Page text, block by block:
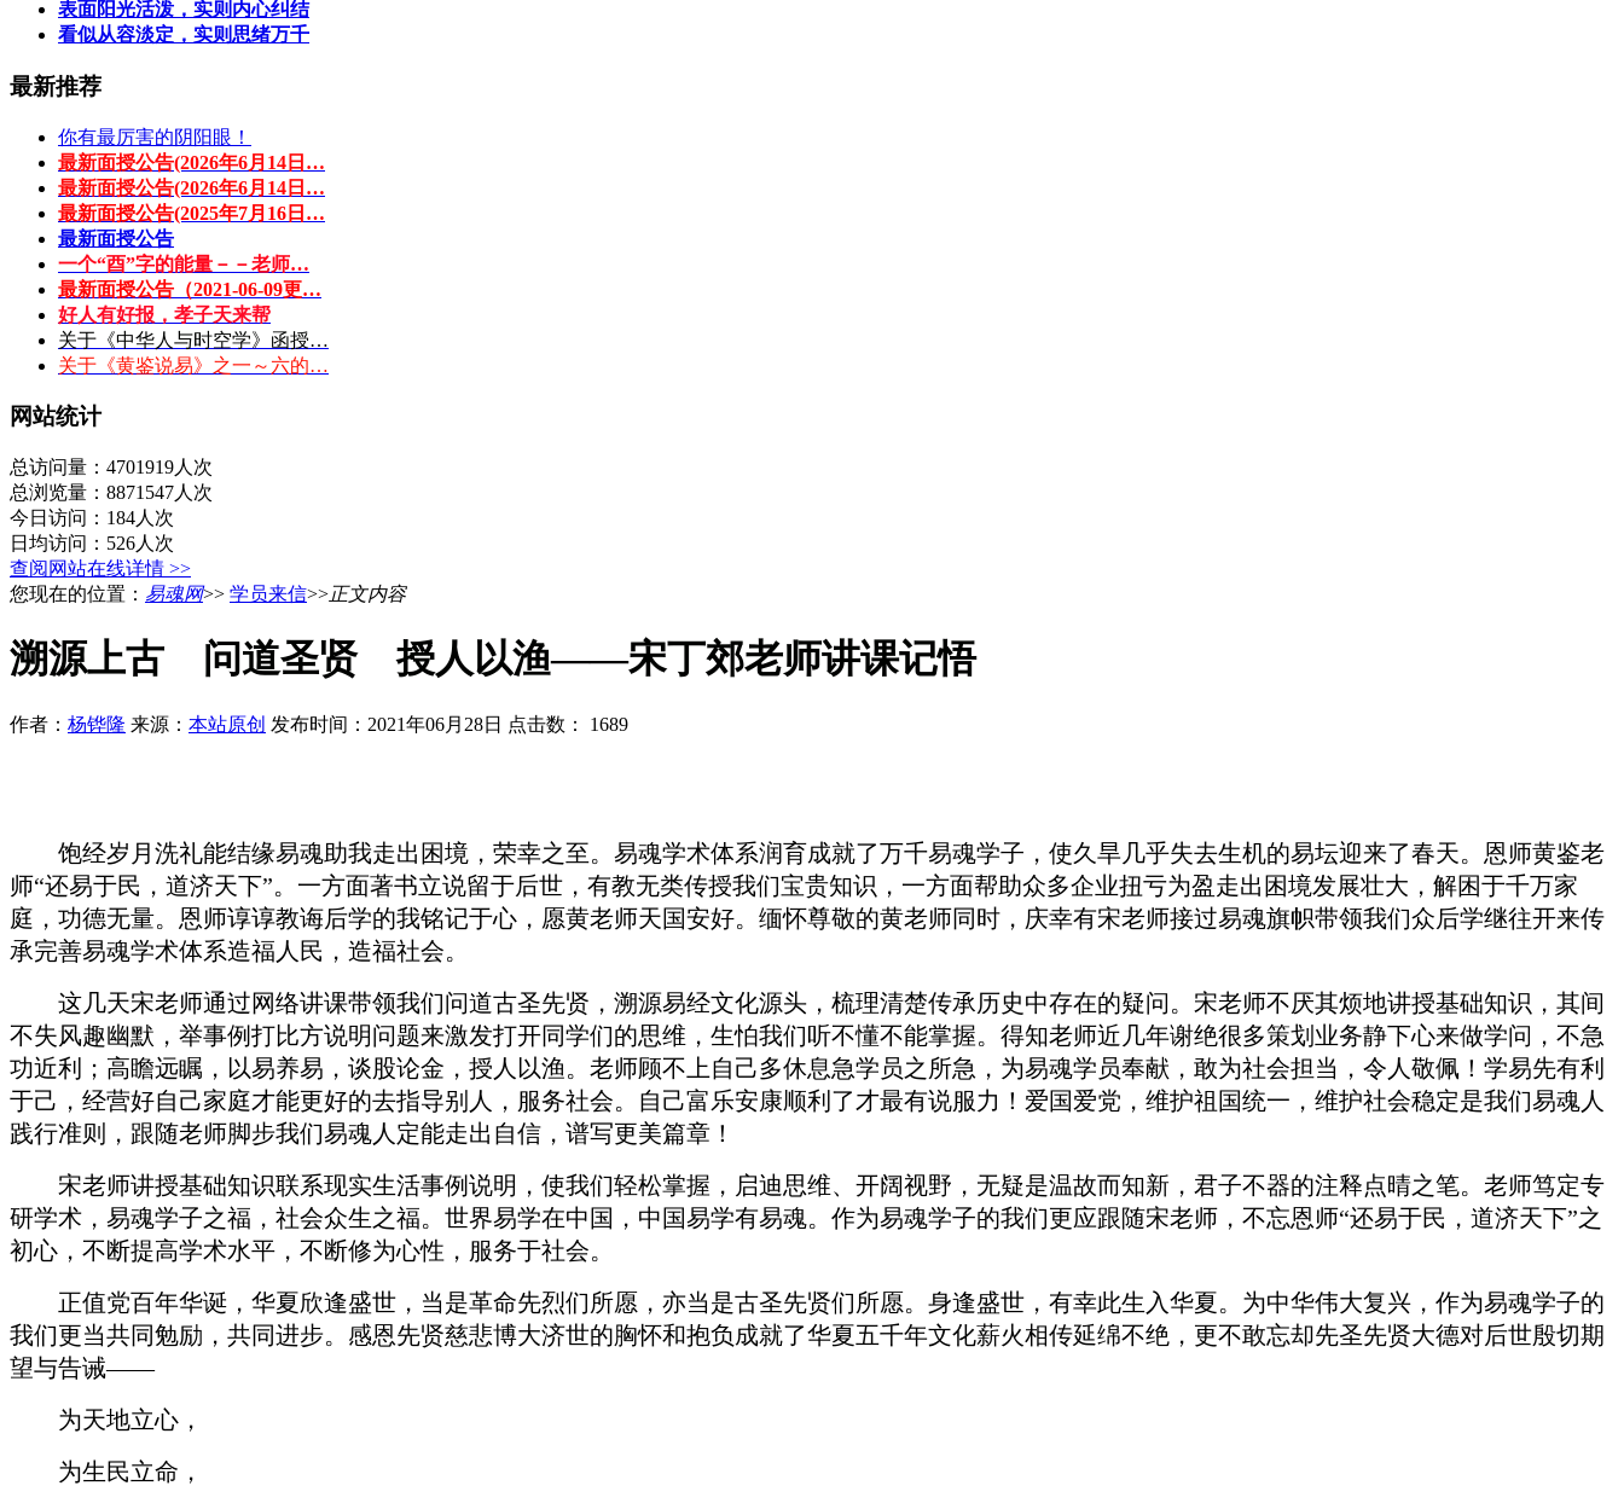
表面阳光活泼，实则内心纠结
看似从容淡定，实则思绪万千
最新推荐
你有最厉害的阴阳眼！
最新面授公告(2026年6月14日…
最新面授公告(2026年6月14日…
最新面授公告(2025年7月16日…
最新面授公告
一个“酉”字的能量－－老师…
最新面授公告（2021-06-09更…
好人有好报，孝子天来帮
关于《中华人与时空学》函授…
关于《黄鉴说易》之一～六的…
网站统计
总访问量：4701919人次
总浏览量：8871547人次
今日访问：184人次
日均访问：526人次
查阅网站在线详情 >>
您现在的位置： 易魂网>> 学员来信>>正文内容
溯源上古 问道圣贤 授人以渔——宋丁郊老师讲课记悟
作者： 杨铧隆 来源： 本站原创 发布时间：2021年06月28日 点击数： 1689
饱经岁月洗礼能结缘易魂助我走出困境，荣幸之至。易魂学术体系润育成就了万千易魂学子，使久旱几乎失去生机的易坛迎来了春天。恩师黄鉴老
师“还易于民，道济天下”。一方面著书立说留于后世，有教无类传授我们宝贵知识，一方面帮助众多企业扭亏为盈走出困境发展壮大，解困于千万家
庭，功德无量。恩师谆谆教诲后学的我铭记于心，愿黄老师天国安好。缅怀尊敬的黄老师同时，庆幸有宋老师接过易魂旗帜带领我们众后学继往开来传
承完善易魂学术体系造福人民，造福社会。
这几天宋老师通过网络讲课带领我们问道古圣先贤，溯源易经文化源头 ， 梳理清楚传承历史中存在的疑问。宋老师不厌其烦地讲授基础知识，其间
不失风趣幽默 ， 举事例打比方说明问题来激发打开同学们的思维，生怕我们听不懂不能掌握。得知老师近几年谢绝很多策划业务静下心来做学问，不急
功近利；高瞻远瞩，以易养易，谈股论金，授人以渔。老师顾不上自己多休息急学员之所急，为易魂学员奉献 ， 敢为社会担当，令人敬佩！学易先有利
于己，经营好自己家庭才能更好的去指导别人，服务社会。自己富乐安康顺利了才最有说服力！爱国爱党，维护祖国统一，维护社会稳定是我们易魂人
践行准则，跟随老师脚步我们易魂人定能走出自信，谱写更美篇章！
宋老师讲授基础知识联系现实生活事例说明 ， 使我们轻松掌握 ， 启迪思维、开阔视野，无疑是温故而知新，君子不器的注释点晴之笔。老师笃定专
研学术 ， 易魂学子之福，社会众生之福。世界易学在中国，中国易学有易魂。 作为易魂学子的我们更应跟随宋老师 ， 不忘恩师“还易于民，道济天下”之
初心，不断提高学术水平，不断修为心性，服务于社会。
正值党百年华诞，华夏欣逢盛世，当是革命先烈们所愿，亦当是古圣先贤们所愿。身逢盛世，有幸此生入华夏。为中华伟大复兴，作为易魂学子的
我们更当共同勉励，共同进步。感恩先贤慈悲博大济世的胸怀和抱负成就了华夏五千年文化薪火相传延绵不绝，更不敢忘却先圣先贤大德对后世殷切期
望与告诫——
为天地立心，
为生民立命，